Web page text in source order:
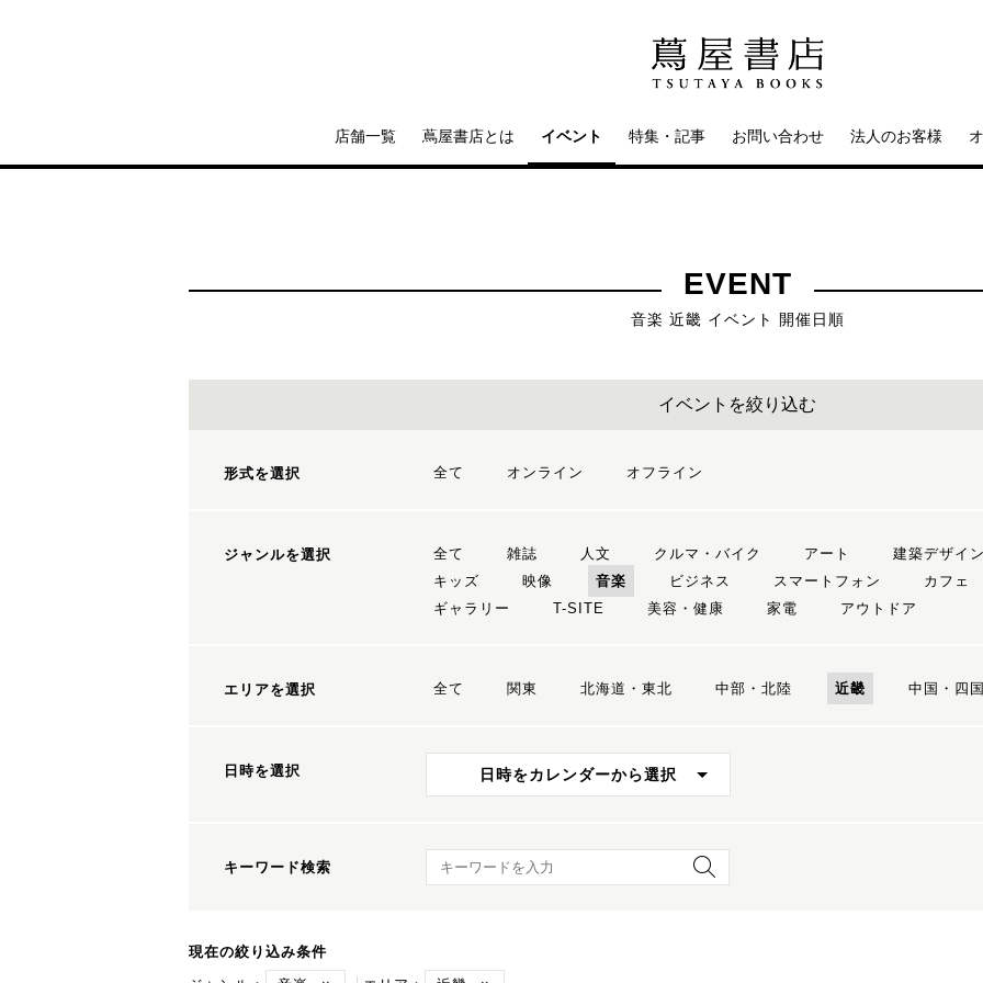
店舗一覧 蔦屋書店とは イベント 特集・記事 お問い合わせ 法人のお客様
EVENT
音楽 近畿 イベント 開催日順
イベントを絞り込む
形式を選択 全て オンライン オフライン
ジャンルを選択 全て 雑誌 人文 クルマ・バイク アート 建築デザイン
キッズ
映像 音楽 ビジネス スマートフォン カフェ
ギャラリー
T-SITE 美容・健康 家電 アウトドア
エリアを選択 全て 関東 北海道・東北 中部・北陸 近畿 中国・四国
日時を選択 日時をカレンダーから選択
キーワード検索 キーワード検索
現在の絞り込み条件